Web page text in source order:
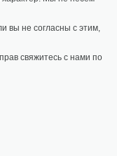
вы не согласны с этим,
свяжитесь с нами по